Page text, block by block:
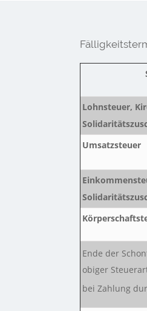
Lohnsteuer,
Umsatzsteuer
Ende der
obiger
bei Zahlung